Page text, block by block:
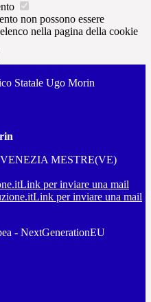
non possono essere
nella pagina della cookie
Statale Ugo Morin
VENEZIA MESTRE(VE)
Link per inviare una mail
Link per inviare una mail
- NextGenerationEU